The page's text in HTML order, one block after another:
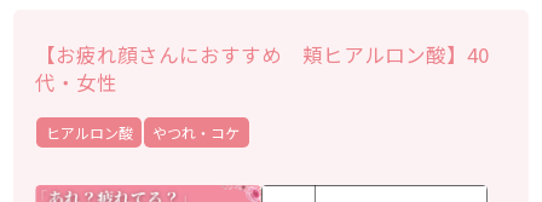
【お疲れ顔さんにおすすめ 頬ヒアルロン酸】40
代・女性
ヒアルロン酸 やつれ・コケ